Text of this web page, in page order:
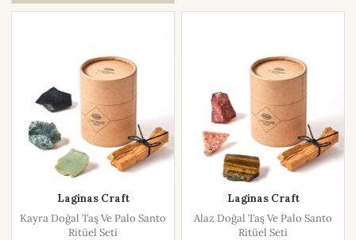
Laginas Craft
Kayra Doğal Taş Ve Palo Santo
Ritüel Seti
Laginas Craft
Alaz Doğal Taş Ve Palo Santo
Ritüel Seti